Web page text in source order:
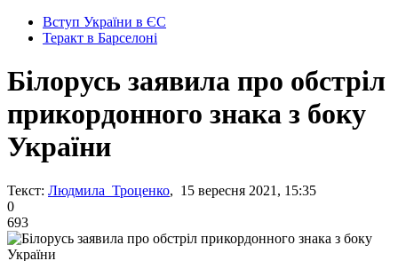
Вступ України в ЄС
Теракт в Барселоні
Білорусь заявила про обстріл
прикордонного знака з боку
України
Текст: Людмила Троценко, 15 вересня 2021, 15:35
0
693